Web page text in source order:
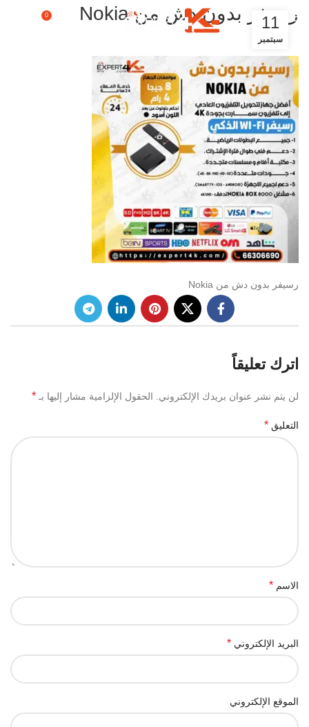
0 رسيفر بدون دش من Nokia
11
سبتمبر
رسيفر بدون دش من Nokia
اترك تعليقاً
لن يتم نشر عنوان بريدك الإلكتروني. الحقول الإلزامية مشار إليها بـ *
التعليق *
الاسم *
البريد الإلكتروني *
الموقع الإلكتروني